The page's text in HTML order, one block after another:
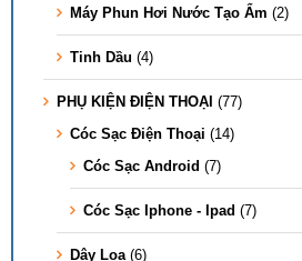
Máy Phun Hơi Nước Tạo Ẩm (2)
Tinh Dầu (4)
PHỤ KIỆN ĐIỆN THOẠI (77)
Cóc Sạc Điện Thoại (14)
Cóc Sạc Android (7)
Cóc Sạc Iphone - Ipad (7)
Dây Loa (6)